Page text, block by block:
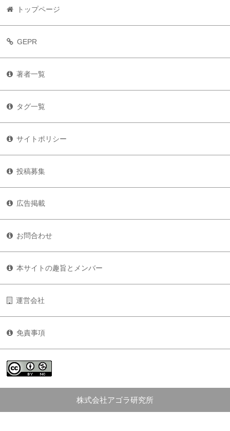
トップページ
GEPR
著者一覧
タグ一覧
サイトポリシー
投稿募集
広告掲載
お問合わせ
本サイトの趣旨とメンバー
運営会社
免責事項
株式会社アゴラ研究所